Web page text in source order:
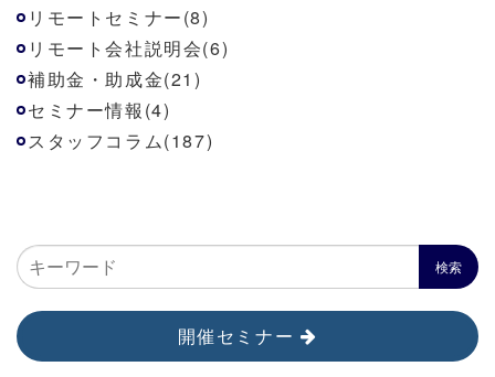
リモートセミナー(8)
リモート会社説明会(6)
補助金・助成金(21)
セミナー情報(4)
スタッフコラム(187)
開催セミナー